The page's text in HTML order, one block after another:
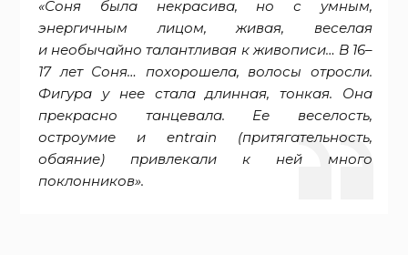
«Соня была некрасива, но с умным,
энергичным лицом, живая, веселая
и необычайно талантливая к живописи… В 16–
17 лет Соня… похорошела, волосы отросли.
Фигура у нее стала длинная, тонкая. Она
прекрасно танцевала. Ее веселость,
остроумие и entrain (притягательность,
обаяние) привлекали к ней много
поклонников».